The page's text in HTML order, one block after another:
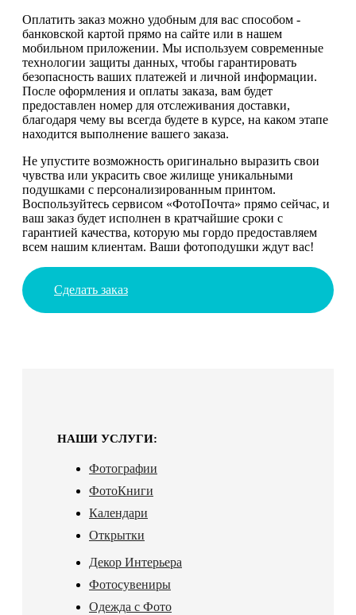
Оплатить заказ можно удобным для вас способом -
банковской картой прямо на сайте или в нашем
мобильном приложении. Мы используем современные
технологии защиты данных, чтобы гарантировать
безопасность ваших платежей и личной информации.
После оформления и оплаты заказа, вам будет
предоставлен номер для отслеживания доставки,
благодаря чему вы всегда будете в курсе, на каком этапе
находится выполнение вашего заказа.
Не упустите возможность оригинально выразить свои
чувства или украсить свое жилище уникальными
подушками с персонализированным принтом.
Воспользуйтесь сервисом «ФотоПочта» прямо сейчас, и
ваш заказ будет исполнен в кратчайшие сроки с
гарантией качества, которую мы гордо предоставляем
всем нашим клиентам. Ваши фотоподушки ждут вас!
Сделать заказ
НАШИ УСЛУГИ:
Фотографии
ФотоКниги
Календари
Открытки
Декор Интерьера
Фотосувениры
Одежда с Фото